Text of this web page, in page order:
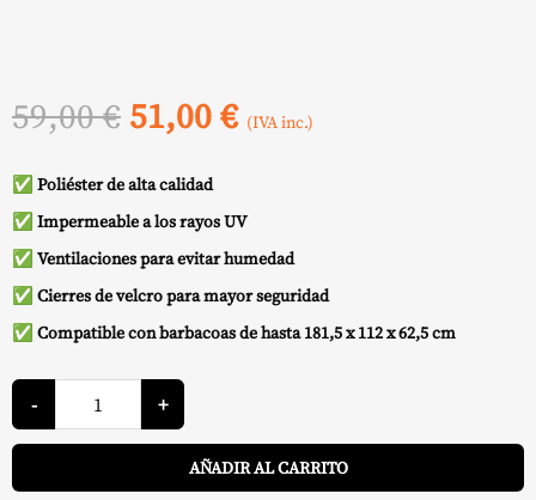
59,00€ El
original
era:
59,00 €.
51,00€El
es:
51,00 €.
(IVA inc.)
✅ Poliéster de alta calidad
✅ Impermeable a los rayos UV
✅ Ventilaciones para evitar humedad
✅ Cierres de velcro para mayor seguridad
✅ Compatible con barbacoas de hasta 181,5 x 112 x 62,5 cm
-
Funda
181
x
112
x
cm
+
AÑADIR AL CARRITO